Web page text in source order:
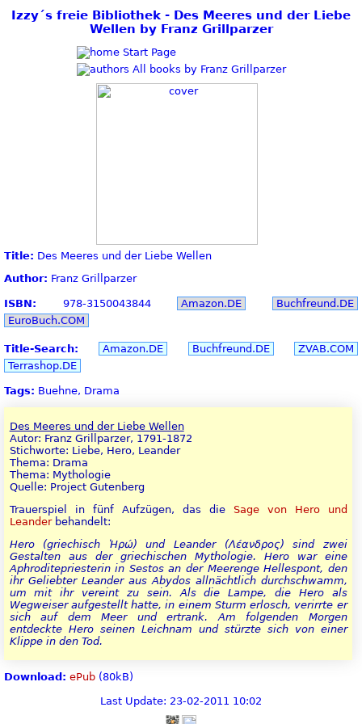
Izzy´s freie Bibliothek - Des Meeres und der Liebe
Wellen by Franz Grillparzer
Start Page
All books by Franz Grillparzer
Title: Des Meeres und der Liebe Wellen
Author: Franz Grillparzer
ISBN: 978-3150043844 Amazon.DE
Buchfreund.DE
EuroBuch.COM
Title-Search: Amazon.DE Buchfreund.DE
ZVAB.COM
Terrashop.DE
Tags: Buehne, Drama
Des Meeres und der Liebe Wellen
Autor: Franz Grillparzer, 1791-1872
Stichworte: Liebe, Hero, Leander
Thema: Drama
Thema: Mythologie
Quelle: Project Gutenberg
Trauerspiel in fünf Aufzügen, das die Sage von Hero und
Leanderbehandelt:
Hero (griechisch Ἡρώ) und Leander (Λέανδρος) sind zwei
Gestalten aus der griechischen Mythologie. Hero war eine
Aphroditepriesterin in Sestos an der Meerenge Hellespont, den
ihr Geliebter Leander aus Abydos allnächtlich durchschwamm,
um mit ihr vereint zu sein. Als die Lampe, die Hero als
Wegweiser aufgestellt hatte, in einem Sturm erlosch, verirrte er
sich auf dem Meer und ertrank. Am folgenden Morgen
entdeckte Hero seinen Leichnam und stürzte sich von einer
Klippe in den Tod.
Download: ePub (80kB)
Last Update: 23-02-2011 10:02